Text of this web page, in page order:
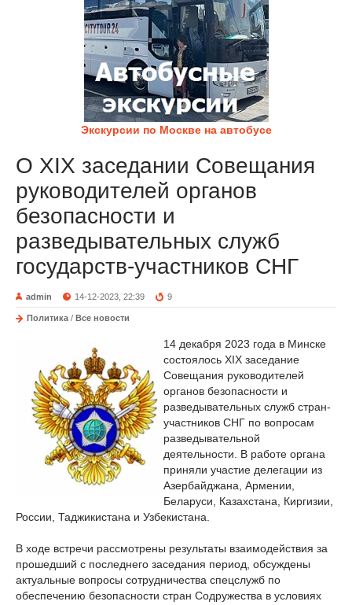
Экскурсии по Москве на автобусе
О XIX заседании Совещания
руководителей органов
безопасности и
разведывательных служб
государств-участников СНГ
admin 14-12-2023, 22:39 9
Политика / Все новости
14 декабря 2023 года в Минске
состоялось XIX заседание
Совещания руководителей
органов безопасности и
разведывательных служб стран-
участников СНГ по вопросам
разведывательной
деятельности. В работе органа
приняли участие делегации из
Азербайджана, Армении,
Беларуси, Казахстана, Киргизии,
России, Таджикистана и Узбекистана.
В ходе встречи рассмотрены результаты взаимодействия за
прошедший с последнего заседания период, обсуждены
актуальные вопросы сотрудничества спецслужб по
обеспечению безопасности стран Содружества в условиях